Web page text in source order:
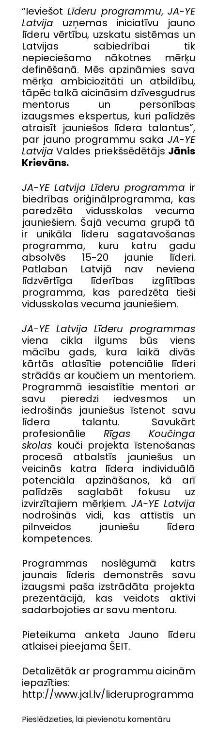
“Ieviešot Līderu programmu,JA-YE
Latvija uzņemas iniciatīvu jauno
līderu vērtību, uzskatu sistēmas un
Latvijas sabiedrībai tik
nepieciešamo nākotnes mērķu
definēšanā. Mēs apzināmies sava
mērķa ambiciozitāti un atbildību,
tāpēc talkā aicināsim dzīvesgudrus
mentorus un personības
izaugsmes ekspertus, kuri palīdzēs
atraisīt jauniešos līdera talantus”,
par jauno programmu sakaJA-YE
Latvija Valdes priekšsēdētājs Jānis
Krievāns.
JA-YE Latvija Līderu programma ir
biedrības oriģinālprogramma, kas
paredzēta vidusskolas vecuma
jauniešiem. Šajā vecuma grupā tā
ir unikāla līderu sagatavošanas
programma, kuru katru gadu
absolvēs 15-20 jaunie līderi.
Patlaban Latvijā nav neviena
līdzvērtīga līderības izglītības
programma, kas paredzēta tieši
vidusskolas vecuma jauniešiem.
JA-YE Latvija Līderu programmas
viena cikla ilgums būs viens
mācību gads, kura laikā divās
kārtās atlasītie potenciālie līderi
strādās ar koučiem un mentoriem.
Programmā iesaistītie mentori ar
savu pieredzi iedvesmos un
iedrošinās jauniešus īstenot savu
līdera talantu. Savukārt
profesionālie Rīgas Koučinga
skolaskouči projekta īstenošanas
procesā atbalstīs jauniešus un
veicinās katra līdera individuālā
potenciāla apzināšanos, kā arī
palīdzēs saglabāt fokusu uz
izvirzītajiem mērķiem.JA-YE Latvija
nodrošinās vidi, kas attīstīs un
pilnveidos jauniešu līdera
kompetences.
Programmas noslēgumā katrs
jaunais līderis demonstrēs savu
izaugsmi paša izstrādāta projekta
prezentācijā, kas veidots aktīvi
sadarbojoties ar savu mentoru.
Pieteikuma anketa Jauno līderu
atlaisei pieejama ŠEIT.
Detalizētāk ar programmu aicinām
iepazīties:
http://www.jal.lv/lideruprogramma
Pieslēdzieties, lai pievienotu komentāru